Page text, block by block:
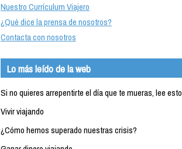
Nuestro Currículum Viajero
¿Qué dice la prensa de nosotros?
Contacta con nosotros
Lo más leído de la web
Si no quieres arrepentirte el día que te mueras, lee esto
Vivir viajando
¿Cómo hemos superado nuestras crisis?